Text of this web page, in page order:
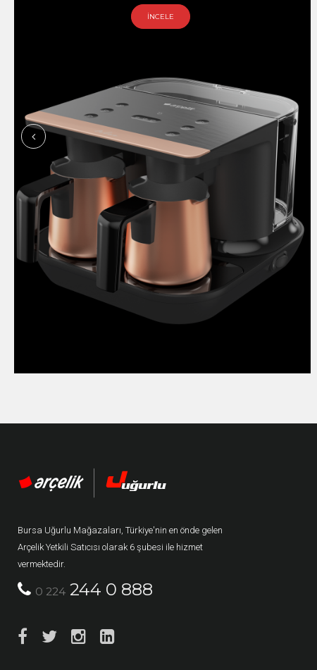
İNCELE
Bursa Uğurlu Mağazaları, Türkiye'nin en önde gelen
Arçelik Yetkili Satıcısı olarak 6 şubesi ile hizmet
vermektedir.
0 224 244 0 888